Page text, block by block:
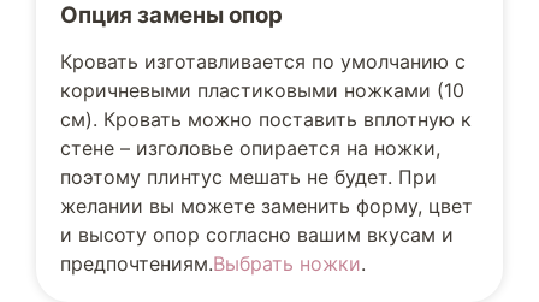
Опция замены опор
Кровать изготавливается по умолчанию с
коричневыми пластиковыми ножками (10
см). Кровать можно поставить вплотную к
стене – изголовье опирается на ножки,
поэтому плинтус мешать не будет. При
желании вы можете заменить форму, цвет
и высоту опор согласно вашим вкусам и
предпочтениям.Выбрать ножки.